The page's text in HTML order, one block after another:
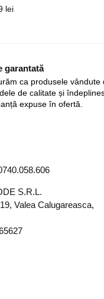
lei
garantată
ca produsele vândute
de calitate și
expuse în ofertă.
S.R.L.
Valea Calugareasca,